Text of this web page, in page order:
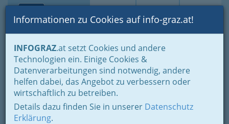
Suche Login Toggle
Informationen zu Cookies auf info-graz.at!
INFOGRAZ.at setzt Cookies und andere
Technologien ein. Einige Cookies &
Datenverarbeitungen sind notwendig, andere
helfen dabei, das Angebot zu verbessern oder
wirtschaftlich zu betreiben.
Details dazu finden Sie in unserer Datenschutz
Erklärung.
Home Branchen Kultur Literatur & experimentelle Kunst
Perry Rhodan Stammtisch
Graz
Grazbachgasse 42, 8010 Graz